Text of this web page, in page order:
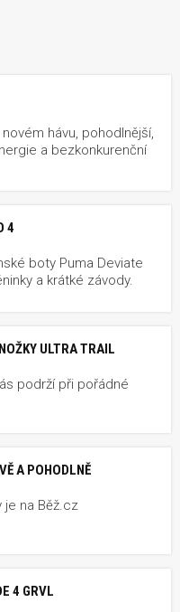
hávu, pohodlnější,
a bezkonkurenční
4
boty Puma Deviate
a krátké závody.
ULTRA TRAIL
podrží při pořádné
A POHODLNĚ
je na Běž.cz
4 GRVL